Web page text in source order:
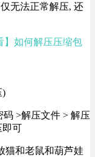
无法正常解压, 还
】如何解压压缩包
)
>解压文件 > 解压
即可
猫和老鼠和葫芦娃